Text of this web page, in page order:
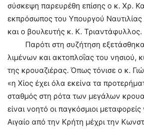
σύσκεψη παρευρέθη επίσης ο κ. Χρ.
εκπρόσωπος του Υπουργού
και ο βουλευτής κ. Κ. Τριαντάφυλλος.
Παρότι στη συζήτηση
λιμένων και ακτοπλοΐας του νησιού,
της κρουαζιέρας. Όπως τόνισε ο κ.
«η Χίος έχει όλα εκείνα τα
σταθμός στη ρότα των μεγάλων
είναι νοητό οι παγκόσμιοι
Αιγαίο από την Κρήτη μέχρι την